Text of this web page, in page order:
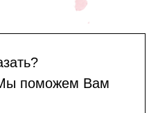
поможем Вам